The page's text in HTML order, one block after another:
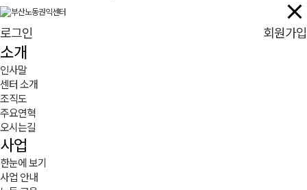
로그인 회원가입
소개
인사말
센터 소개
조직도
주요연혁
오시는길
사업
한눈에 보기
사업 안내